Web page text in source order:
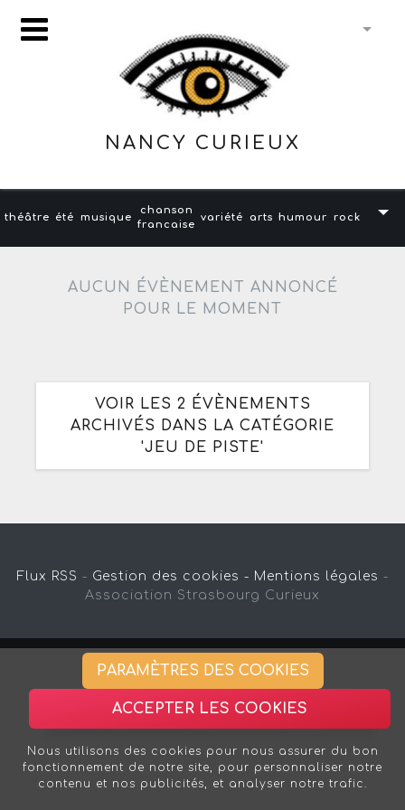
NANCY CURIEUX
théâtre été musique
chanson
francaise
variété arts humour rock
AUCUN ÉVÈNEMENT ANNONCÉ
POUR LE MOMENT
VOIR LES 2 ÉVÈNEMENTS
ARCHIVÉS DANS LA CATÉGORIE
'JEU DE PISTE'
Flux RSS - Gestion des cookies - Mentions légales -
Association Strasbourg Curieux
PARAMÈTRES DES COOKIES
ACCEPTER LES COOKIES
Nous utilisons des cookies pour nous assurer du bon
fonctionnement de notre site, pour personnaliser notre
contenu et nos publicités, et analyser notre trafic.